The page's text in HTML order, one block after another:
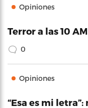
Opiniones
Terror a las 10 AM
0
Opiniones
“Esa es mi